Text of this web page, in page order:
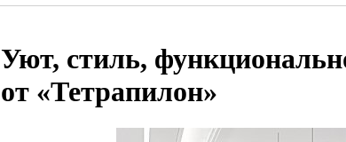
Уют, стиль,
от «Тетрапилон»